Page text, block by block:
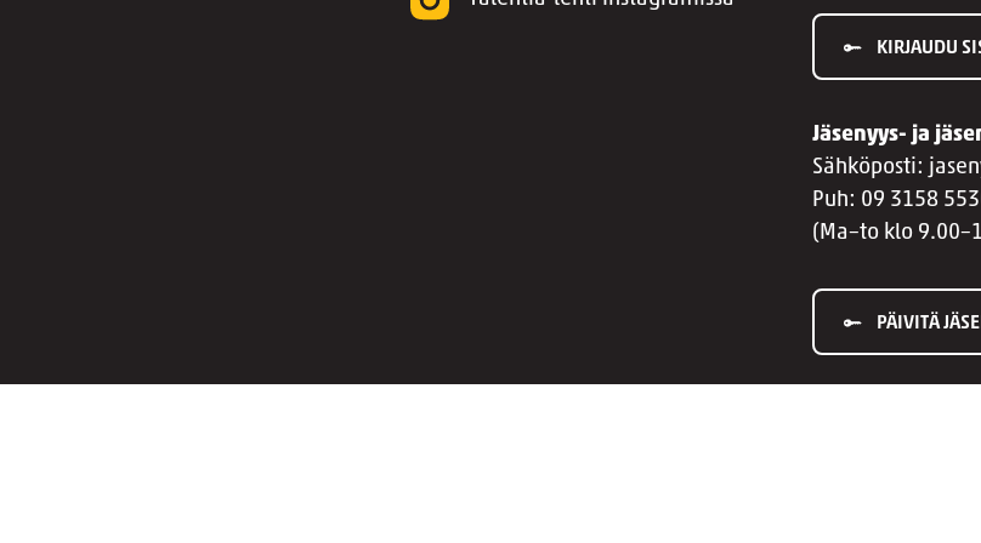
KIRJAUDU
Jäsenyys- ja
Sähköposti:
Puh: 09 3158
(Ma–to klo
PÄIVITÄ